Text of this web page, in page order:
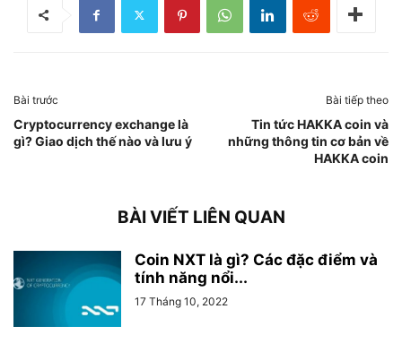
Bài trước
Cryptocurrency exchange là
gì? Giao dịch thế nào và lưu ý
Bài tiếp theo
Tin tức HAKKA coin và
những thông tin cơ bản về
HAKKA coin
BÀI VIẾT LIÊN QUAN
Coin NXT là gì? Các đặc điểm và
tính năng nổi...
17 Tháng 10, 2022